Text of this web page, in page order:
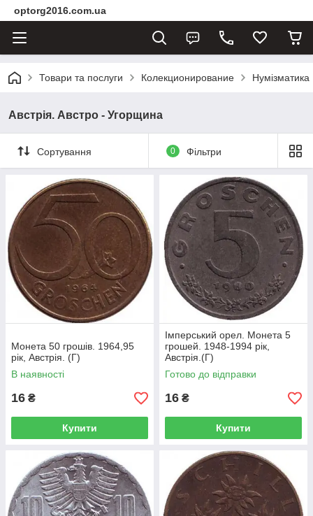
optorg2016.com.ua
Товари та послуги Колекционирование Нумізматика
Австрія. Австро - Угорщина
Сортування 0 Фільтри
Монета 50 грошів. 1964,95
рік, Австрія. (Г)
В наявності
16 ₴
Купити
Імперський орел. Монета 5
грошей. 1948-1994 рік,
Австрія.(Г)
Готово до відправки
16 ₴
Купити